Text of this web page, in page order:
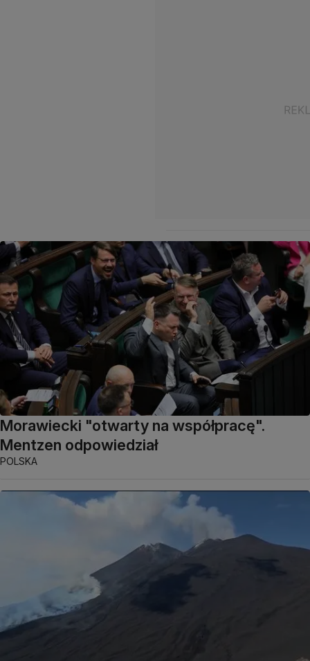
Morawiecki "otwarty na współpracę".
Mentzen odpowiedział
POLSKA